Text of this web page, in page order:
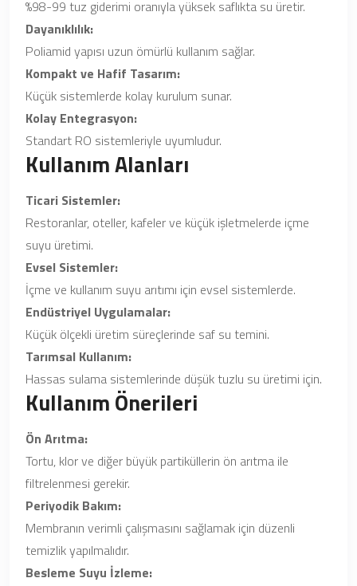
%98-99 tuz giderimi oranıyla yüksek saflıkta su üretir.
Dayanıklılık:
Poliamid yapısı uzun ömürlü kullanım sağlar.
Kompakt ve Hafif Tasarım:
Küçük sistemlerde kolay kurulum sunar.
Kolay Entegrasyon:
Standart RO sistemleriyle uyumludur.
Kullanım Alanları
Ticari Sistemler:
Restoranlar, oteller, kafeler ve küçük işletmelerde içme
suyu üretimi.
Evsel Sistemler:
İçme ve kullanım suyu arıtımı için evsel sistemlerde.
Endüstriyel Uygulamalar:
Küçük ölçekli üretim süreçlerinde saf su temini.
Tarımsal Kullanım:
Hassas sulama sistemlerinde düşük tuzlu su üretimi için.
Kullanım Önerileri
Ön Arıtma:
Tortu, klor ve diğer büyük partiküllerin ön arıtma ile
filtrelenmesi gerekir.
Periyodik Bakım:
Membranın verimli çalışmasını sağlamak için düzenli
temizlik yapılmalıdır.
Besleme Suyu İzleme: